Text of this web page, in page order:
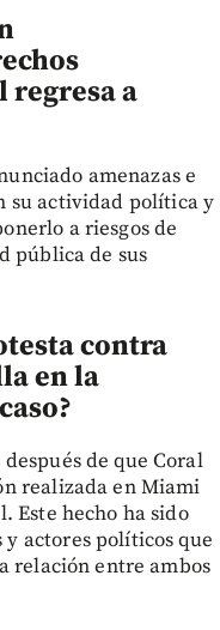
regresa a
amenazas e
su actividad política y
a riesgos de
pública de sus
contra
en la
de que Coral
realizada en Miami
Este hecho ha sido
actores políticos que
relación entre ambos